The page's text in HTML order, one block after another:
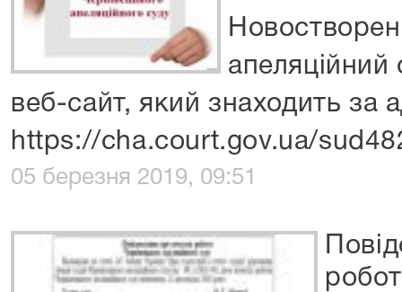
апеляційний
веб-сайт, який знаходить за
https://cha.court.gov.ua/
05 березня 2019, 09:51